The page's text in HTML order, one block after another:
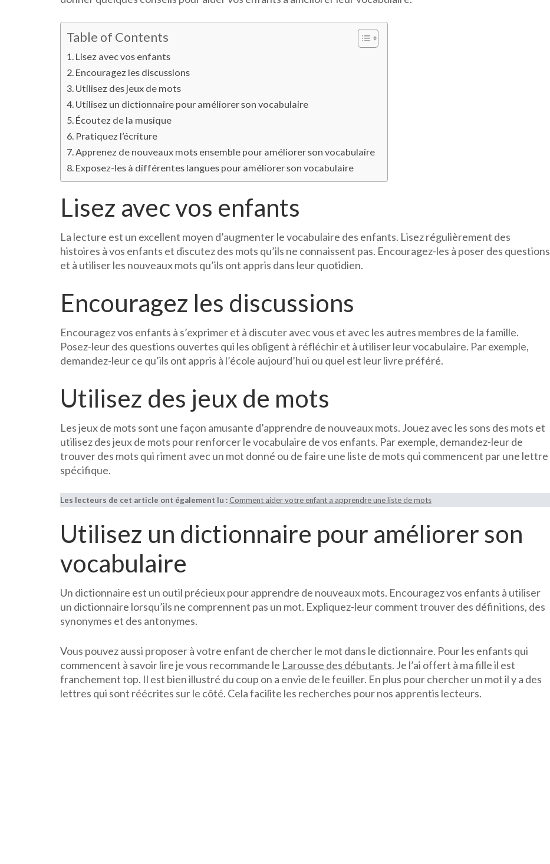
Table of Contents
Lisez avec vos enfants
Encouragez les discussions
Utilisez des jeux de mots
Utilisez un dictionnaire pour améliorer son vocabulaire
Écoutez de la musique
Pratiquez l’écriture
Apprenez de nouveaux mots ensemble pour améliorer son vocabulaire
Exposez-les à différentes langues pour améliorer son vocabulaire
Lisez avec vos enfants
La lecture est un excellent moyen d’augmenter le vocabulaire des enfants. Lisez régulièrement des
histoires à vos enfants et discutez des mots qu’ils ne connaissent pas. Encouragez-les à poser des questions
et à utiliser les nouveaux mots qu’ils ont appris dans leur quotidien.
Encouragez les discussions
Encouragez vos enfants à s’exprimer et à discuter avec vous et avec les autres membres de la famille.
Posez-leur des questions ouvertes qui les obligent à réfléchir et à utiliser leur vocabulaire. Par exemple,
demandez-leur ce qu’ils ont appris à l’école aujourd’hui ou quel est leur livre préféré.
Utilisez des jeux de mots
Les jeux de mots sont une façon amusante d’apprendre de nouveaux mots. Jouez avec les sons des mots et
utilisez des jeux de mots pour renforcer le vocabulaire de vos enfants. Par exemple, demandez-leur de
trouver des mots qui riment avec un mot donné ou de faire une liste de mots qui commencent par une lettre
spécifique.
Les lecteurs de cet article ont également lu : Comment aider votre enfant a apprendre une liste de mots
Utilisez un dictionnaire pour améliorer son
vocabulaire
Un dictionnaire est un outil précieux pour apprendre de nouveaux mots. Encouragez vos enfants à utiliser
un dictionnaire lorsqu’ils ne comprennent pas un mot. Expliquez-leur comment trouver des définitions, des
synonymes et des antonymes.
Vous pouvez aussi proposer à votre enfant de chercher le mot dans le dictionnaire. Pour les enfants qui
commencent à savoir lire je vous recommande le Larousse des débutants. Je l’ai offert à ma fille il est
franchement top. Il est bien illustré du coup on a envie de le feuiller. En plus pour chercher un mot il y a des
lettres qui sont réécrites sur le côté. Cela facilite les recherches pour nos apprentis lecteurs.